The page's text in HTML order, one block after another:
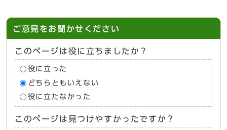
ご意見をお聞かせください
このページは役に立ちましたか？
役に立った
どちらともいえない
役に立たなかった
このページは見つけやすかったですか？